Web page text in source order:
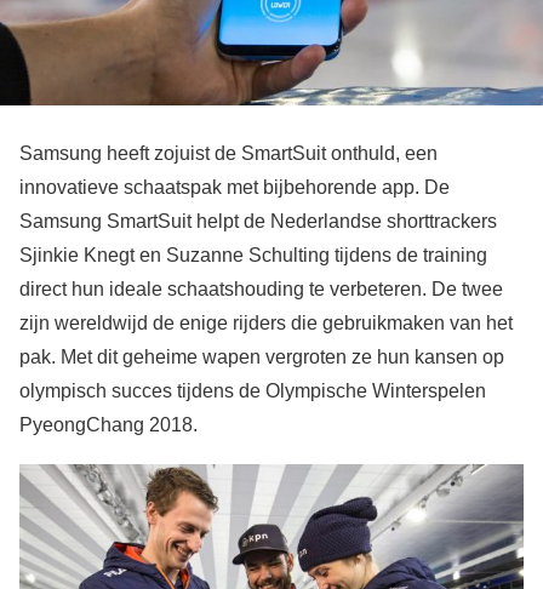
Samsung heeft zojuist de SmartSuit onthuld, een
innovatieve schaatspak met bijbehorende app. De
Samsung SmartSuit helpt de Nederlandse shorttrackers
Sjinkie Knegt en Suzanne Schulting tijdens de training
direct hun ideale schaatshouding te verbeteren. De twee
zijn wereldwijd de enige rijders die gebruikmaken van het
pak. Met dit geheime wapen vergroten ze hun kansen op
olympisch succes tijdens de Olympische Winterspelen
PyeongChang 2018.